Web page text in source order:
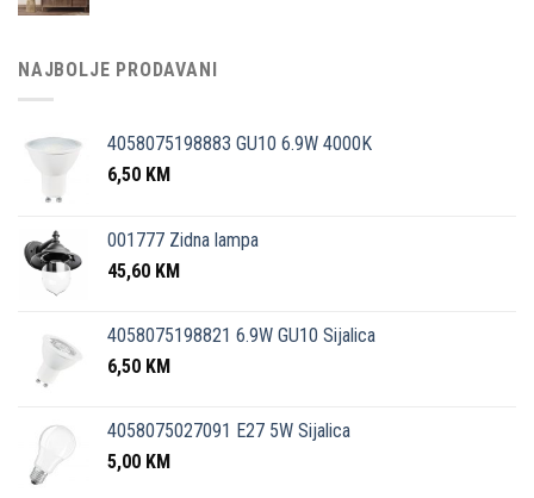
NAJBOLJE PRODAVANI
4058075198883 GU10 6.9W 4000K
6,50 KM
001777 Zidna lampa
45,60 KM
4058075198821 6.9W GU10 Sijalica
6,50 KM
4058075027091 E27 5W Sijalica
5,00 KM